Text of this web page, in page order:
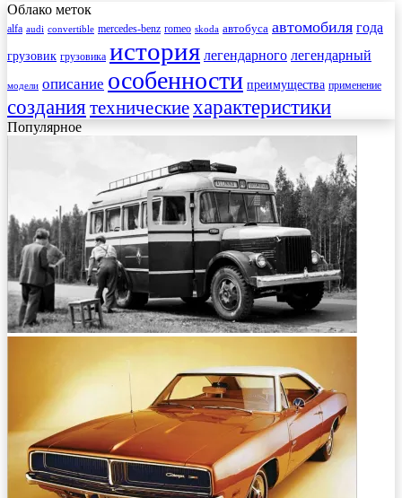
Облако меток
alfa audi convertible mercedes-benz romeo skoda автобуса автомобиля года
грузовик грузовика история легендарного легендарный
модели описание особенности преимущества применение
создания техническиехарактеристики
Популярное